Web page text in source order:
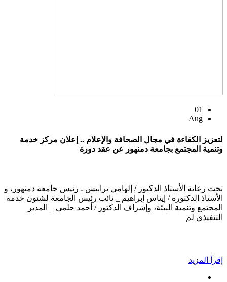
01
Aug
لتعزيز الكفاءة في مجال الصحافة والإعلام .. إعلان مركز خدمة
وتنمية المجتمع بجامعة دمنهور عن عقد دورة
تحت رعاية الأستاذ الدكتور / إلهامي ترابيس ـ رئيس جامعة دمنهور، و
الأستاذ الدكتورة / إيناس إبراهيم _ نائب رئيس الجامعة لشئون خدمة
المجتمع وتنمية البيئة، وإشراف الدكتور / أحمد حلمي _ المدير
التنفيذي لم
إقرأ المزيد